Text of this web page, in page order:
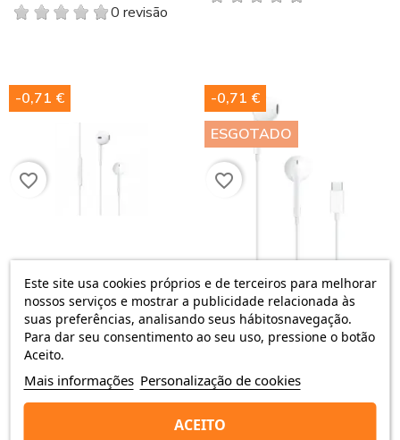
0 revisão
EarPods 3,5 Mm Fone De...
19,31 €18,60 €
0 revisão
-0,71 €
favorite_border
EarPods (USB-C)
19,31 €18,60 €
0 revisão
-0,71 €
ESGOTADO
favorite_border
Este site usa cookies próprios e de terceiros para melhorar
nossos serviços e mostrar a publicidade relacionada às
suas preferências, analisando seus hábitosnavegação.
Para dar seu consentimento ao seu uso, pressione o botão
Aceito.
Mais informações Personalização de cookies
ACEITO